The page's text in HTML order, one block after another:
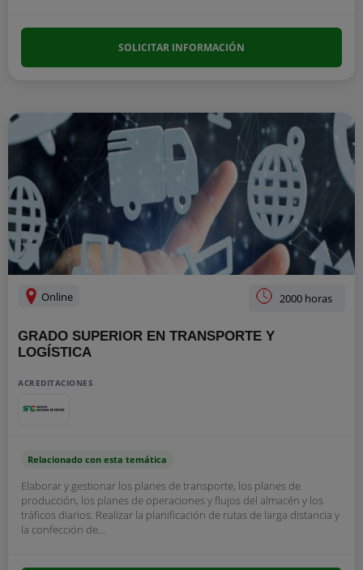
SOLICITAR INFORMACIÓN
Online 2000 horas
GRADO SUPERIOR EN TRANSPORTE Y
LOGÍSTICA
ACREDITACIONES
Relacionado con esta temática
Elaborar y gestionar los planes de transporte, los planes de
producción, los planes de operaciones y flujos del almacén y los
tráficos diarios. Realizar la planificación de rutas de larga distancia y
la confección de...